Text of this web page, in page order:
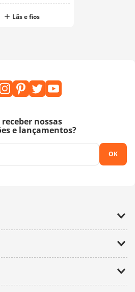
Lãs e fios
nossas
e lançamentos?
OK